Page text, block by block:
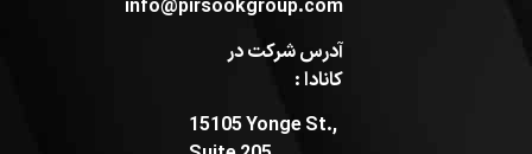
info@pirsookgroup.com
آدرس شرکت در
کانادا :
15105 Yonge St.,